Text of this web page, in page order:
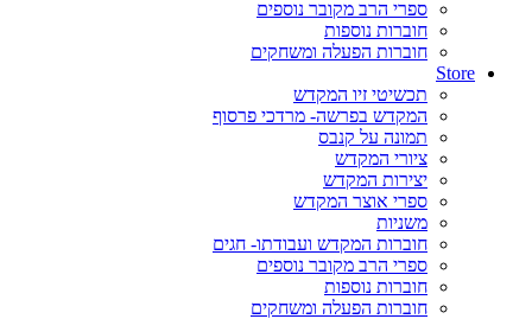
ספרי הרב מקובר נוספים
חוברות נוספות
חוברות הפעלה ומשחקים
Store
תכשיטי זיו המקדש
המקדש בפרשה- מרדכי פרסוף
תמונה על קנבס
ציורי המקדש
יצירות המקדש
ספרי אוצר המקדש
משניות
חוברות המקדש ועבודתו- חגים
ספרי הרב מקובר נוספים
חוברות נוספות
חוברות הפעלה ומשחקים